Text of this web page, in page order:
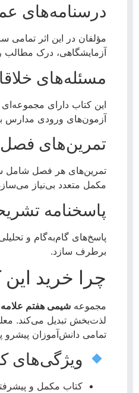
درسنامه‌های
مؤلفان در این اثر
آزمایشگاهی، درک مطالب
مسئله‌های
این کتاب دارای
آزمون‌های ورودی مدارس
تمرین‌های
تمرین‌های هر فصل شامل
مکمل متعدد بی‌نیاز
پاسخنامه
پاسخ‌های گام‌به‌گام و
برطرف سازد.
چرا خرید
مجموعه شیمی هفتم
لذت‌بخش تبدیل می‌کند.
تمامی دانش‌آموزان پیشرو
ویژگی‌های
کتاب مکمل و